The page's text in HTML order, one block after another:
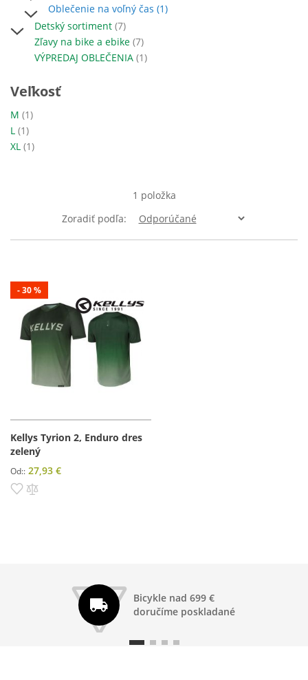
1 položka
Zoradiť podľa
- 30 %
Kellys Tyrion 2, Enduro dres
zelený
Od: 27,93 €
Pridať do zoznamu prianí
Oblečenie na voľný čas 1položka
Detský sortiment 7položky
Zľavy na bike a ebike 7položky
VÝPREDAJ OBLEČENIA 1položka
Veľkosť
M 1položka
L 1položka
XL 1položka
Bicykle nad 699 €
doručíme poskladané